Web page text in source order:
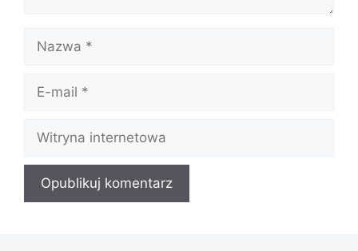
Nazwa
Witryna
internetowa